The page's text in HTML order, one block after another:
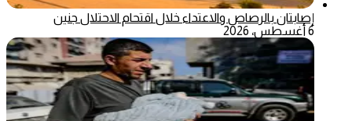
إصابتان بالرصاص والاعتداء خلال اقتحام الاحتلال جنين
6 أغسطس، 2026